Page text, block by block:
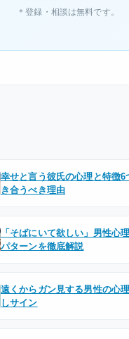
＊登録・相談は無料です。
幸せと言う彼氏の心理と特徴6
き合うべき理由
「そばにいて欲しい」男性心
パターンを徹底解説
遠くからガン見する男性の心
しサイン